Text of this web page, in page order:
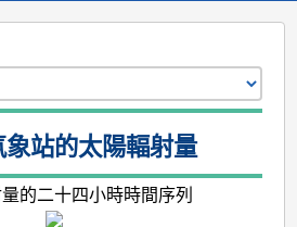
象站的太陽輻射量
的二十四小時時間序列